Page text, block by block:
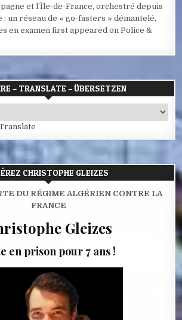
et l’Île-de-France, orchestré depuis
: un réseau de « go-fasters » démantelé,
en examen first appeared on Police &
– TRANSLATE – ÜBERSETZEN
CHRISTOPHE GLEIZES
DU RÉGIME ALGÉRIEN CONTRE LA
FRANCE
Gleizes
en prison pour 7 ans !